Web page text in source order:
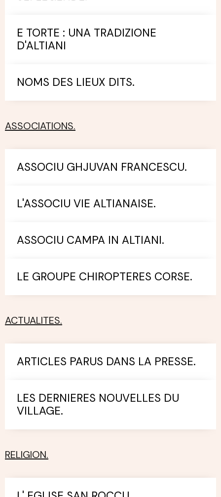
E TORTE : UNA TRADIZIONE
D'ALTIANI
NOMS DES LIEUX DITS.
ASSOCIATIONS.
ASSOCIU GHJUVAN FRANCESCU.
L'ASSOCIU VIE ALTIANAISE.
ASSOCIU CAMPA IN ALTIANI.
LE GROUPE CHIROPTERES CORSE.
ACTUALITES.
ARTICLES PARUS DANS LA PRESSE.
LES DERNIERES NOUVELLES DU
VILLAGE.
RELIGION.